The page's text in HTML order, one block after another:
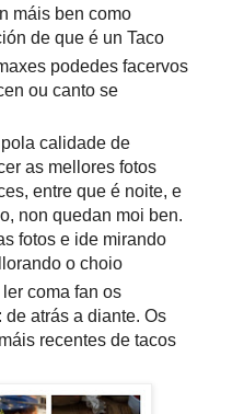
máis ben como
de que é un Taco
podedes facervos
ou canto se
calidade de
as mellores fotos
entre que é noite, e
non quedan moi ben.
fotos e ide mirando
o choio
coma fan os
atrás a diante. Os
recentes de tacos